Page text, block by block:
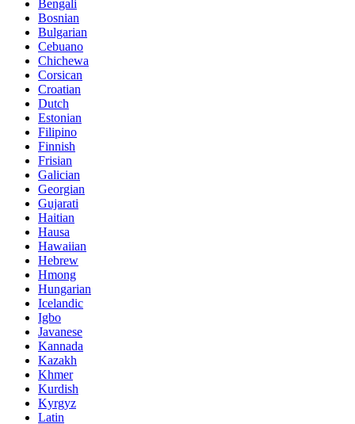
Bengali
Bosnian
Bulgarian
Cebuano
Chichewa
Corsican
Croatian
Dutch
Estonian
Filipino
Finnish
Frisian
Galician
Georgian
Gujarati
Haitian
Hausa
Hawaiian
Hebrew
Hmong
Hungarian
Icelandic
Igbo
Javanese
Kannada
Kazakh
Khmer
Kurdish
Kyrgyz
Latin